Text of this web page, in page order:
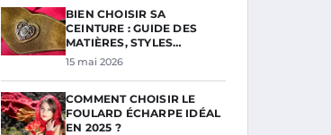
BIEN CHOISIR SA
CEINTURE : GUIDE DES
MATIÈRES, STYLES…
15 mai 2026
COMMENT CHOISIR LE
FOULARD ÉCHARPE IDÉAL
EN 2025 ?